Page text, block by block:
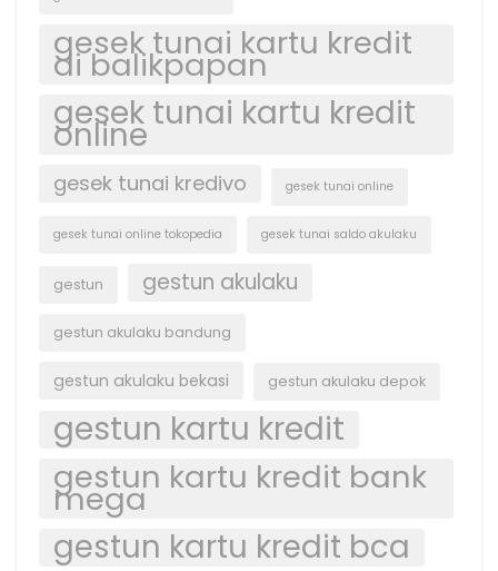
gesek tunai kartu kredit
di balikpapan
gesek tunai kartu kredit
online
gesek tunai kredivo gesek tunai online
gesek tunai online tokopedia gesek tunai saldo akulaku
gestun gestun akulaku
gestun akulaku bandung
gestun akulaku bekasi gestun akulaku depok
gestun kartu kredit
gestun kartu kredit bank
mega
gestun kartu kredit bca